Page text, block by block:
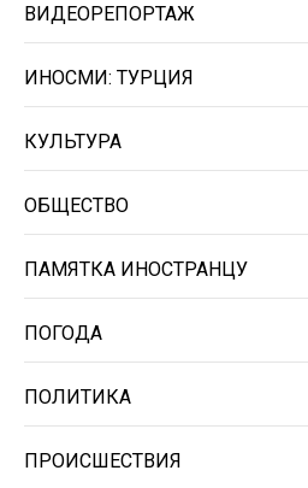
ВИДЕОРЕПОРТАЖ
ИНОСМИ: ТУРЦИЯ
КУЛЬТУРА
ОБЩЕСТВО
ПАМЯТКА ИНОСТРАНЦУ
ПОГОДА
ПОЛИТИКА
ПРОИСШЕСТВИЯ